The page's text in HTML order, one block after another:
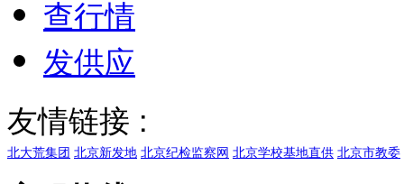
查行情
发供应
友情链接 :
北大荒集团 北京新发地 北京纪检监察网 北京学校基地直供 北京市教委